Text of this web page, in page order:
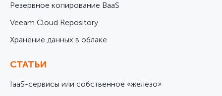
Резервное копирование BaaS
Veeam Cloud Repository
Хранение данных в облаке
СТАТЬИ
IaaS-сервисы или собственное «железо»